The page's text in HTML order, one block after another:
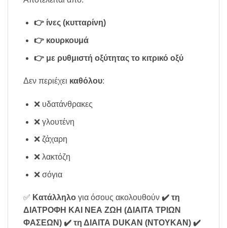
👉 ίνες (κυτταρίνη)
👉 κουρκουμά
👉 με ρυθμιστή οξύτητας το κιτρικό οξύ
Δεν περιέχει καθόλου:
❌ υδατάνθρακες
❌ γλουτένη
❌ ζάχαρη
❌ λακτόζη
❌ σόγια
✅ Κατάλληλο για όσους ακολουθούν ✔️ τη
ΔΙΑΤΡΟΦΗ ΚΑΙ ΝΕΑ ΖΩΗ (ΔΙΑΙΤΑ ΤΡΙΩΝ
ΦΑΣΕΩΝ) ✔️ τη ΔΙΑΙΤΑ DUKAN (ΝΤΟΥΚΑΝ) ✔️